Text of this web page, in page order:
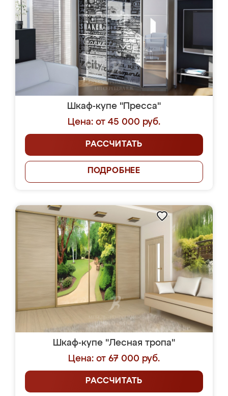
Шкаф-купе "Пресса"
Цена: от 45 000 руб.
РАССЧИТАТЬ
ПОДРОБНЕЕ
Шкаф-купе "Лесная тропа"
Цена: от 67 000 руб.
РАССЧИТАТЬ